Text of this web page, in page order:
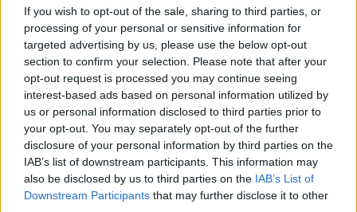
If you wish to opt-out of the sale, sharing to third parties, or
processing of your personal or sensitive information for
targeted advertising by us, please use the below opt-out
section to confirm your selection. Please note that after your
opt-out request is processed you may continue seeing
interest-based ads based on personal information utilized by
us or personal information disclosed to third parties prior to
your opt-out. You may separately opt-out of the further
disclosure of your personal information by third parties on the
IAB’s list of downstream participants. This information may
also be disclosed by us to third parties on the IAB’s List of
Downstream Participants that may further disclose it to other
Mia madre
“Penso che mia madre e mio padre mi abbiamo
reso la persona che sono oggi. Ci sono stati tanti
momenti difficili durante la mia vita, forse più per
loro che per me. Vivevamo in Bosnia durante la
guerra e non avevamo nulla quando ci
trasferimmo in Lussemburgo. C’era da tanto
lavoro da fare per poter crescere tre bambini:
mia sorella, mio fratello e me.Tutto quello che